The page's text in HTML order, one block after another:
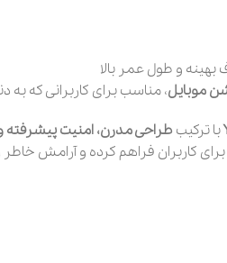
بهینه و طول عمر بالا
، مناسب برای کاربرانی که
با ترکیب طراحی مدرن، امنیت پیشرفته
برای کاربران فراهم کرده و آرامش خاطر